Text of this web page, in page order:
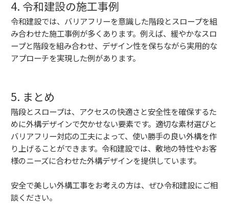
4. 令和建設の施工事例
令和建設では、バリアフリーを意識した階段とスロープを組
み合わせた施工事例が多くあります。例えば、緩やかなスロ
ープと階段を組み合わせ、デザイン性を保ちながら実用的な
アプローチを実現した例があります。
5. まとめ
階段とスロープは、アクセスの快適さと安全性を確保するた
めに外構デザインで欠かせない要素です。適切な素材選びと
バリアフリー対応の工夫によって、使い勝手の良い外構を作
り上げることができます。令和建設では、敷地の特性やお客
様のニーズに合わせた外構デザインを提供しています。
安全で美しい外構工事をお考えの方は、ぜひ令和建設にご相
談ください。